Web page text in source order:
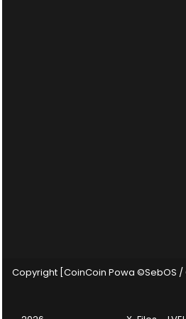
Copyright [CoinCoin Powa ©SebOS /